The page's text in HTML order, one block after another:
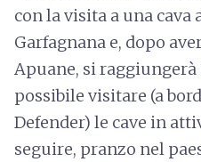
con la visita a una cava
Garfagnana e, dopo
Apuane, si raggiungerà
possibile visitare (a
Defender) le cave in
seguire, pranzo nel